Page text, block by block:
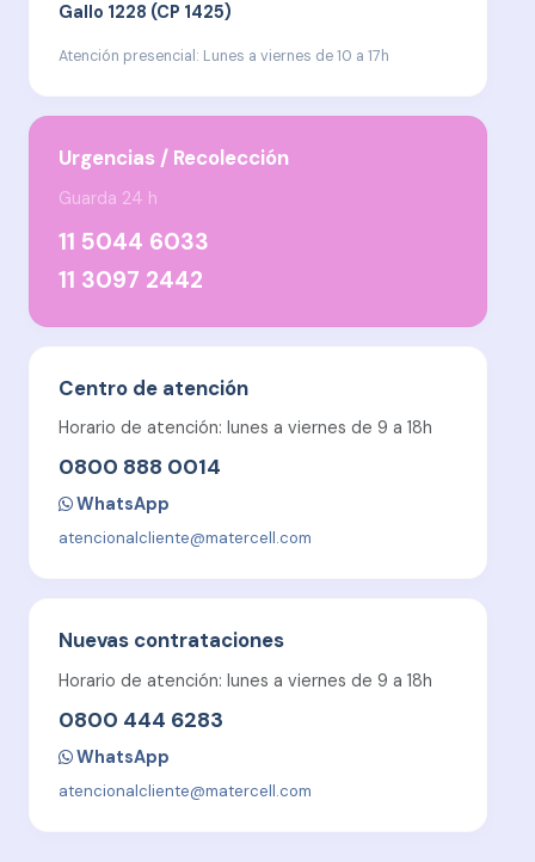
Gallo 1228 (CP 1425)
Atención presencial: Lunes a viernes de 10 a 17h
Urgencias / Recolección
Guarda 24 h
11 5044 6033
11 3097 2442
Centro de atención
Horario de atención: lunes a viernes de 9 a 18h
0800 888 0014
WhatsApp
atencionalcliente@matercell.com
Nuevas contrataciones
Horario de atención: lunes a viernes de 9 a 18h
0800 444 6283
WhatsApp
atencionalcliente@matercell.com